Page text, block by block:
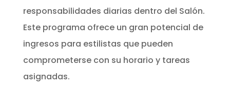
responsabilidades diarias dentro del Salón.
Este programa ofrece un gran potencial de
ingresos para estilistas que pueden
comprometerse con su horario y tareas
asignadas.